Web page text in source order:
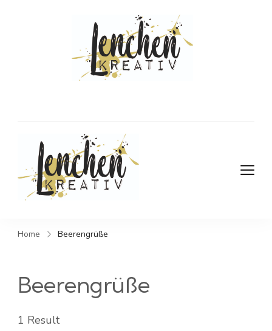
Home Beerengrüße
Beerengrüße
1 Result